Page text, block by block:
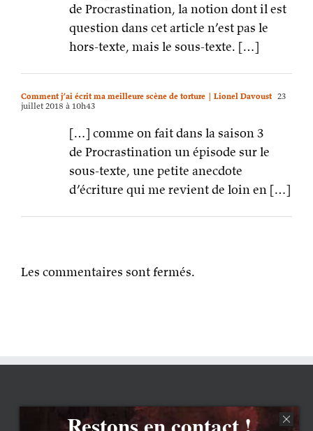
de Procrastination, la notion dont il est
question dans cet article n’est pas le
hors-texte, mais le sous-texte. […]
Comment j’ai écrit ma meilleure scène de torture | Lionel Davoust 23
juillet 2018 à 10h43
[…] comme on fait dans la saison 3
de Procrastination un épisode sur le
sous-texte, une petite anecdote
d’écriture qui me revient de loin en […]
Les commentaires sont fermés.